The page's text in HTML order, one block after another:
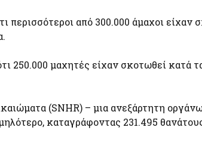
από 300.000 άμαχοι είχαν
250.000 μαχητές είχαν σκοτωθεί κατά
(SNHR) – μια ανεξάρτητη
καταγράφοντας 231.495